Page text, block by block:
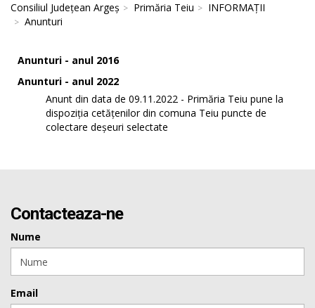
Consiliul Județean Argeș Primăria Teiu
INFORMAȚII
Anunturi
Anunturi - anul 2016
Anunturi - anul 2022
Anunt din data de 09.11.2022 - Primăria Teiu pune la
dispoziția cetățenilor din comuna Teiu puncte de
colectare deșeuri selectate
Contacteaza-ne
Nume
Email